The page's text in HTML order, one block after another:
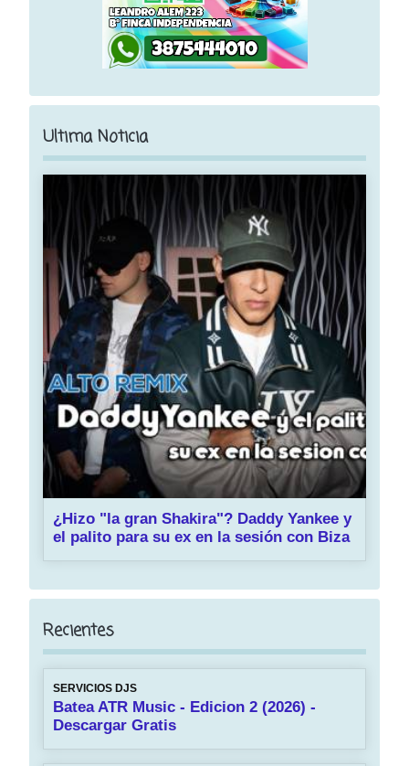
Ultima Noticia
¿Hizo "la gran Shakira"? Daddy Yankee y
el palito para su ex en la sesión con Biza
Recientes
SERVICIOS DJS
Batea ATR Music - Edicion 2 (2026) -
Descargar Gratis